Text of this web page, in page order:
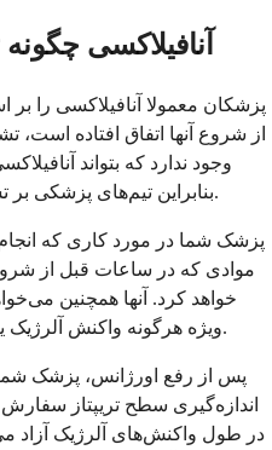
آنافیلاکسی
پزشکان معمولا آنافیلاکسی را
از شروع آنها اتفاق افتاده
وجود ندارد که بتواند
بنابراین تیم‌های پزشکی بر تشخیص الگوی علائم تمرکز می‌کنند.
پزشک شما در مورد کاری که انجام
موادی که در ساعات قبل از
خواهد کرد. آنها همچنین
ویژه هرگونه واکنش آلرژیک یا بیماری‌های قبلی مانند آسم، بدانند.
پس از رفع اورژانس، پزشک
اندازه‌گیری سطح تریپتاز
در طول واکنش‌های آلرژیک آزاد